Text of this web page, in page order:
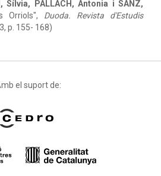
Sílvia, PALLACH, Antonia i SANZ,
Orriols", Duoda. Revista d'Estudis
p. 155- 168)
el suport de: